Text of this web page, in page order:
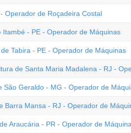
Operador de Roçadeira Costal
- PE - Operador de Máquinas
Tabira - PE - Operador de Máquinas
de Santa Maria Madalena - RJ -
São Geraldo - MG - Operador de
Barra Mansa - RJ - Operador de
Araucária - PR - Operador de